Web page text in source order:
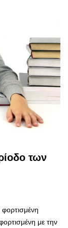
των
φορτισμένη
με την